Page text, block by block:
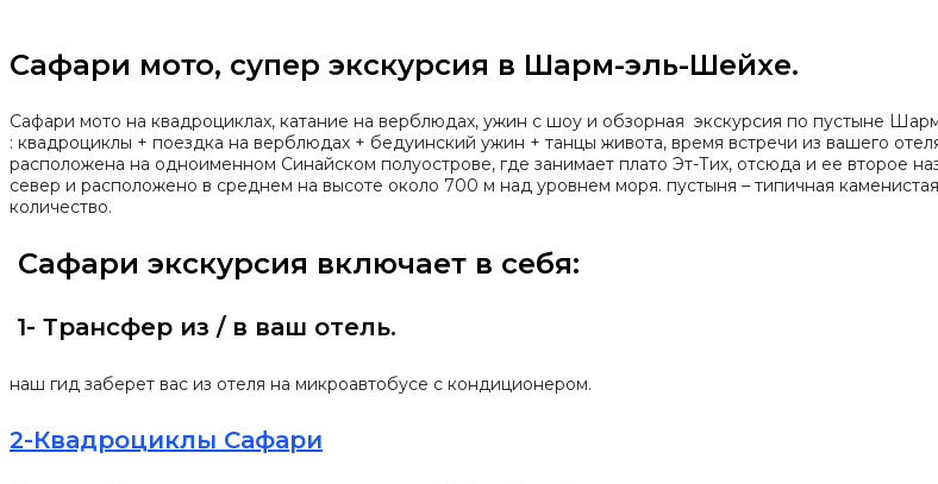
Сафари мото, супер экскурсия в Шарм-эль-Шейхе.
Сафари мото на квадроциклах, катание на верблюдах, ужин с шоу и обзорная экскурсия по пустыне
: квадроциклы + поездка на верблюдах + бедуинский ужин + танцы живота, время встречи из вашего
расположена на одноименном Синайском полуострове, где занимает плато Эт-Тих, отсюда и ее второе
север и расположено в среднем на высоте около 700 м над уровнем моря. пустыня – типичная
количество.
Сафари экскурсия включает в себя:
1- Трансфер из / в ваш отель.
наш гид заберет вас из отеля на микроавтобусе с кондиционером.
2-Квадроциклы Сафари